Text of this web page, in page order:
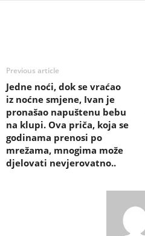
Previous article
Jedne noći, dok se vraćao
iz noćne smjene, Ivan je
pronašao napuštenu bebu
na klupi. Ova priča, koja se
godinama prenosi po
mrežama, mnogima može
djelovati nevjerovatno..